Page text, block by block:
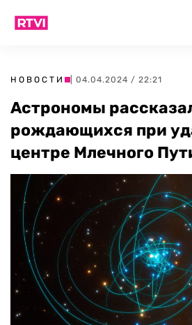
НОВОСТИ | 04.04.2024 / 22:21
Астрономы
рождающихся при
центре Млечного